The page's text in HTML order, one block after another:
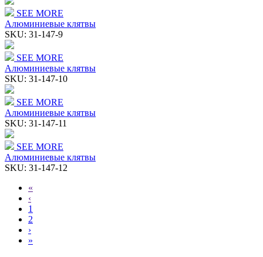
SEE MORE
Алюминиевые клятвы
SKU: 31-147-9
SEE MORE
Алюминиевые клятвы
SKU: 31-147-10
SEE MORE
Алюминиевые клятвы
SKU: 31-147-11
SEE MORE
Алюминиевые клятвы
SKU: 31-147-12
«
‹
1
2
›
»